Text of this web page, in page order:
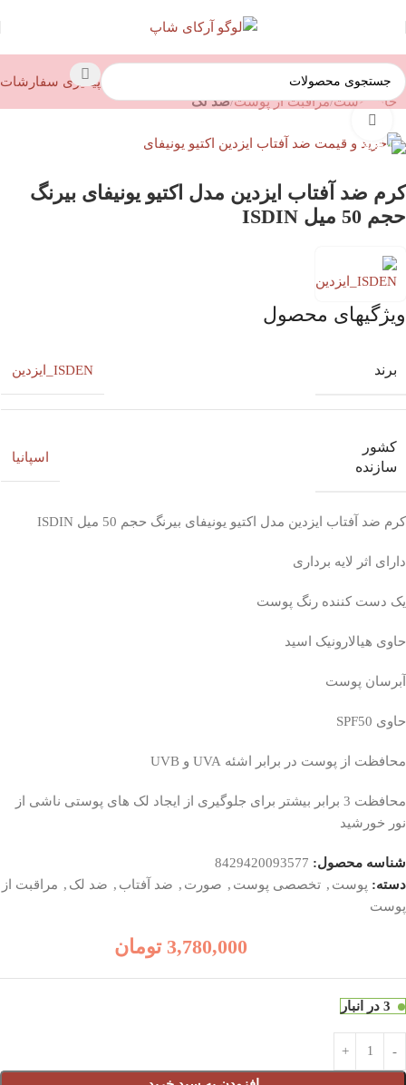
پیگیری سفارشات
خانه پوست مراقبت از پوست ضد لک
کرم ضد آفتاب ایزدین مدل اکتیو یونیفای بیرنگ
حجم 50 میل ISDIN
ویژگیهای محصول
برند ISDEN_ایزدین
کشور
سازنده
اسپانیا
کرم ضد آفتاب ایزدین مدل اکتیو یونیفای بیرنگ حجم 50 میل ISDIN
دارای اثر لایه برداری
یک دست کننده رنگ پوست
حاوی هیالارونیک اسید
آبرسان پوست
حاوی SPF50
محافظت از پوست در برابر اشئه UVA و UVB
محافظت 3 برابر بیشتر برای جلوگیری از ایجاد لک های پوستی ناشی از
نور خورشید
شناسه محصول: 8429420093577
دسته: پوست , تخصصی پوست , صورت , ضد آفتاب , ضد لک , مراقبت از
پوست
3,780,000 تومان
3 در انبار